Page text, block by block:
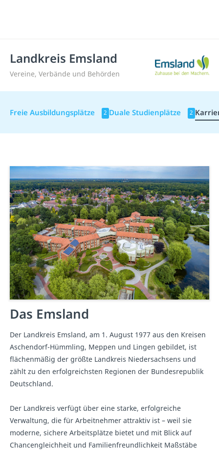
Landkreis Emsland
Vereine, Verbände und Behörden
Freie Ausbildungsplätze 2 Duale Studienplätze 2
Das Emsland
Der Landkreis Emsland, am 1. August 1977 aus den Kreisen
Aschendorf-Hümmling, Meppen und Lingen gebildet, ist
flächenmäßig der größte Landkreis Niedersachsens und
zählt zu den erfolgreichsten Regionen der Bundesrepublik
Deutschland.
Der Landkreis verfügt über eine starke, erfolgreiche
Verwaltung, die für Arbeitnehmer attraktiv ist – weil sie
moderne, sichere Arbeitsplätze bietet und mit Blick auf
Chancengleichheit und Familienfreundlichkeit Maßstäbe